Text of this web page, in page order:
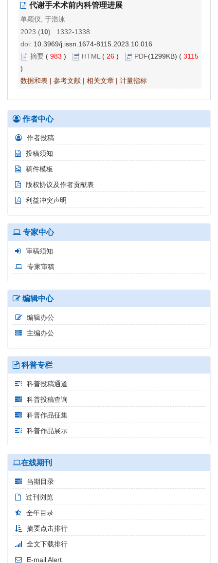
代谢手术术前内科管理进展
单颖仪, 于浩泳
2023 (10): 1332-1338.
doi: 10.3969/j.issn.1674-8115.2023.10.016
摘要 ( 983 ) HTML ( 26 ) PDF(1299KB) ( 3115
)
数据和表 | 参考文献 | 相关文章 | 计量指标
作者中心
作者投稿
投稿须知
稿件模板
版权协议及作者贡献表
利益冲突声明
专家中心
审稿须知
专家审稿
编辑中心
编辑办公
主编办公
科普专栏
科普投稿通道
科普投稿查询
科普作品征集
科普作品展示
在线期刊
当期目录
过刊浏览
全年目录
摘要点击排行
全文下载排行
E-mail Alert